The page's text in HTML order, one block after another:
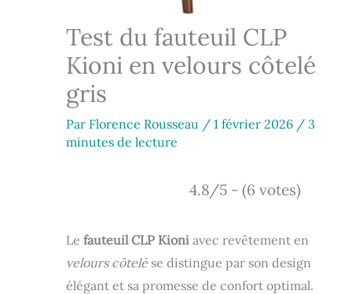
Test du fauteuil CLP
Kioni en velours côtelé
gris
Par Florence Rousseau / 1 février 2026 / 3
minutes de lecture
4.8/5 - (6 votes)
Le fauteuil CLP Kioni avec revêtement en
velours côtelése distingue par son design
élégant et sa promesse de confort optimal.